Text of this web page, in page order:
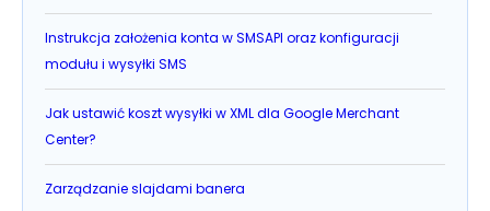
Instrukcja założenia konta w SMSAPI oraz konfiguracji
modułu i wysyłki SMS
Jak ustawić koszt wysyłki w XML dla Google Merchant
Center?
Zarządzanie slajdami banera